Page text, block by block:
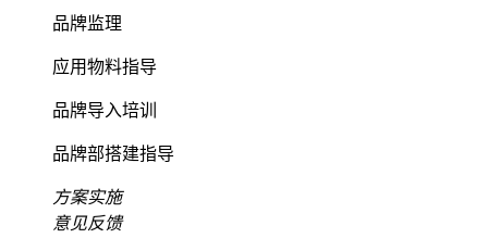
品牌监理
应用物料指导
品牌导入培训
品牌部搭建指导
方案实施
意见反馈